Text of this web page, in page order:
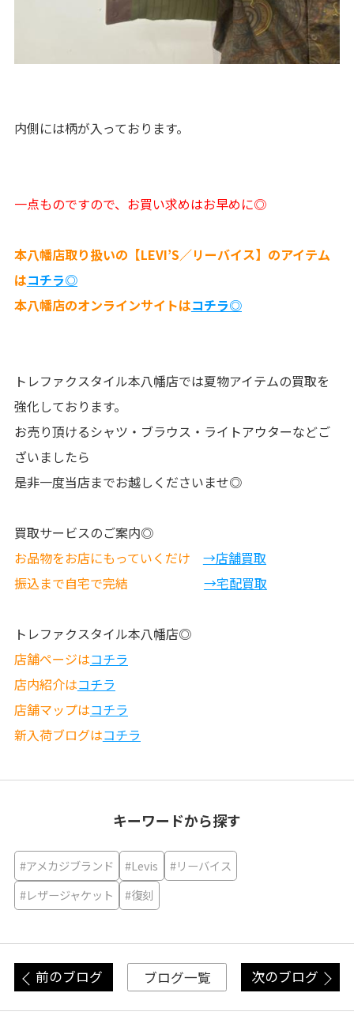
内側には柄が入っております。
一点ものですので、お買い求めはお早めに◎
本八幡店取り扱いの【LEVI’S／リーバイス】のアイテム
はコチラ◎
本八幡店のオンラインサイトはコチラ◎
トレファクスタイル本八幡店では夏物アイテムの買取を
強化しております。
お売り頂けるシャツ・ブラウス・ライトアウターなどご
ざいましたら
​是非一度当店までお越しくださいませ◎
買取サービスのご案内◎
お品物をお店にもっていくだけ
→店舗買取
振込まで自宅で完結
→宅配買取
トレファクスタイル本八幡店◎
店舗ページはコチラ
店内紹介はコチラ
店舗マップはコチラ
新入荷ブログはコチラ
キーワードから探す
#アメカジブランド #Levis
#リーバイス
#レザージャケット
#復刻
前のブログ ブログ一覧 次のブログ